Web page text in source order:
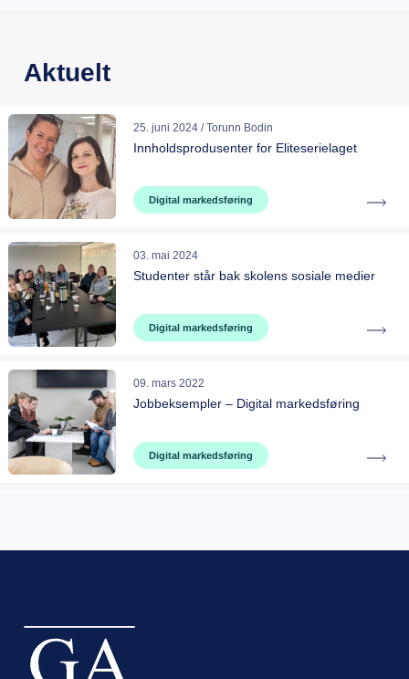
Aktuelt
25. juni 2024 / Torunn Bodin
Innholdsprodusenter for Eliteserielaget
Digital markedsføring
03. mai 2024
Studenter står bak skolens sosiale medier
Digital markedsføring
09. mars 2022
Jobbeksempler – Digital markedsføring
Digital markedsføring